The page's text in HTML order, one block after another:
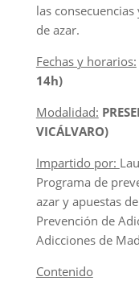
las
de azar.
Fechas y horarios:
14h)
Modalidad:
VICÁLVARO)
Impartido por:
Programa de
azar y apuestas
Prevención de
Adicciones de
Contenido